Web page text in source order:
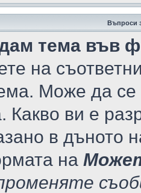
Въпроси
тема във
на
Може да се
Какво ви е
в дъното
на